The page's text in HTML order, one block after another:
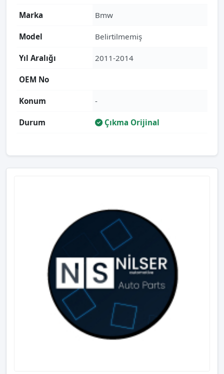
Marka Bmw
Model Belirtilmemiş
Yıl Aralığı 2011-2014
OEM No
Konum -
Durum Çıkma Orijinal